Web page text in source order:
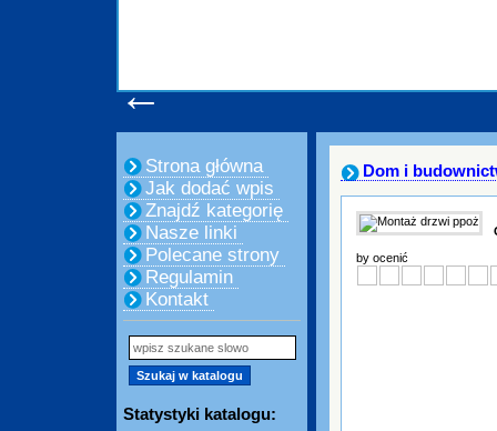
←
Strona główna
Jak dodać wpis
Znajdź kategorię
Nasze linki
Polecane strony
Regulamin
Kontakt
Statystyki katalogu:
Dom i
by ocenić